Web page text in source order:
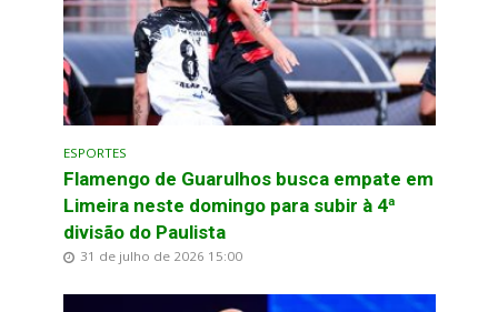
ESPORTES
Flamengo de Guarulhos busca empate em
Limeira neste domingo para subir à 4ª
divisão do Paulista
31 de julho de 2026 15:00